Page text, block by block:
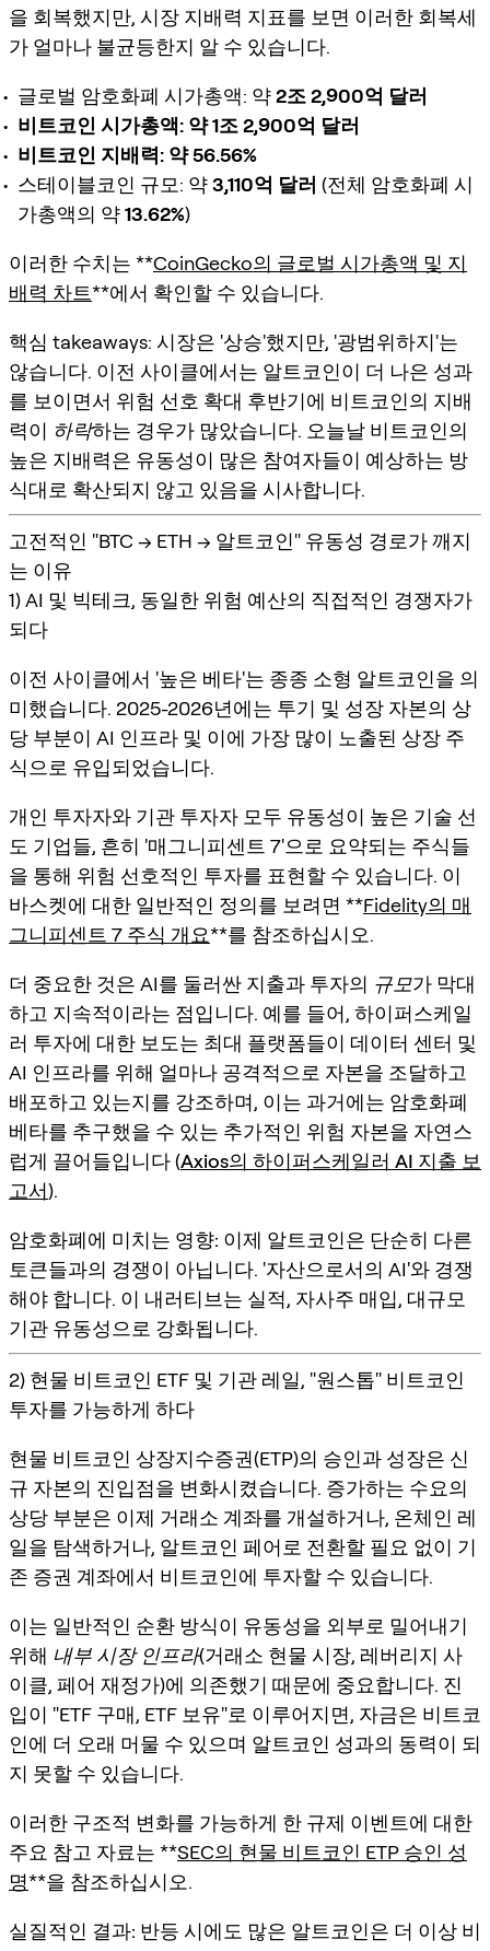
을 회복했지만, 시장 지배력 지표를 보면 이러한 회복세
가 얼마나 불균등한지 알 수 있습니다.
글로벌 암호화폐 시가총액: 약2조 2,900억 달러
비트코인 시가총액: 약 1조 2,900억 달러
비트코인 지배력: 약 56.56%
스테이블코인 규모: 약3,110억 달러 (전체 암호화폐 시
가총액의 약13.62%)
이러한 수치는 **CoinGecko의 글로벌 시가총액 및 지
배력 차트**에서 확인할 수 있습니다.
핵심 takeaways: 시장은 '상승'했지만, '광범위하지'는
않습니다. 이전 사이클에서는 알트코인이 더 나은 성과
를 보이면서 위험 선호 확대 후반기에 비트코인의 지배
력이 하락하는 경우가 많았습니다. 오늘날 비트코인의
높은 지배력은 유동성이 많은 참여자들이 예상하는 방
식대로 확산되지 않고 있음을 시사합니다.
고전적인 "BTC → ETH → 알트코인" 유동성 경로가 깨지
는 이유
1) AI 및 빅테크, 동일한 위험 예산의 직접적인 경쟁자가
되다
이전 사이클에서 '높은 베타'는 종종 소형 알트코인을 의
미했습니다. 2025-2026년에는 투기 및 성장 자본의 상
당 부분이 AI 인프라 및 이에 가장 많이 노출된 상장 주
식으로 유입되었습니다.
개인 투자자와 기관 투자자 모두 유동성이 높은 기술 선
도 기업들, 흔히 '매그니피센트 7'으로 요약되는 주식들
을 통해 위험 선호적인 투자를 표현할 수 있습니다. 이
바스켓에 대한 일반적인 정의를 보려면 **Fidelity의 매
그니피센트 7 주식 개요**를 참조하십시오.
더 중요한 것은 AI를 둘러싼 지출과 투자의 규모가 막대
하고 지속적이라는 점입니다. 예를 들어, 하이퍼스케일
러 투자에 대한 보도는 최대 플랫폼들이 데이터 센터 및
AI 인프라를 위해 얼마나 공격적으로 자본을 조달하고
배포하고 있는지를 강조하며, 이는 과거에는 암호화폐
베타를 추구했을 수 있는 추가적인 위험 자본을 자연스
럽게 끌어들입니다 (Axios의 하이퍼스케일러 AI 지출 보
고서).
암호화폐에 미치는 영향: 이제 알트코인은 단순히 다른
토큰들과의 경쟁이 아닙니다. '자산으로서의 AI'와 경쟁
해야 합니다. 이 내러티브는 실적, 자사주 매입, 대규모
기관 유동성으로 강화됩니다.
2) 현물 비트코인 ETF 및 기관 레일, "원스톱" 비트코인
투자를 가능하게 하다
현물 비트코인 상장지수증권(ETP)의 승인과 성장은 신
규 자본의 진입점을 변화시켰습니다. 증가하는 수요의
상당 부분은 이제 거래소 계좌를 개설하거나, 온체인 레
일을 탐색하거나, 알트코인 페어로 전환할 필요 없이 기
존 증권 계좌에서 비트코인에 투자할 수 있습니다.
이는 일반적인 순환 방식이 유동성을 외부로 밀어내기
위해 내부 시장 인프라(거래소 현물 시장, 레버리지 사
이클, 페어 재정가)에 의존했기 때문에 중요합니다. 진
입이 "ETF 구매, ETF 보유"로 이루어지면, 자금은 비트코
인에 더 오래 머물 수 있으며 알트코인 성과의 동력이 되
지 못할 수 있습니다.
이러한 구조적 변화를 가능하게 한 규제 이벤트에 대한
주요 참고 자료는 **SEC의 현물 비트코인 ETP 승인 성
명**을 참조하십시오.
실질적인 결과: 반등 시에도 많은 알트코인은 더 이상 비